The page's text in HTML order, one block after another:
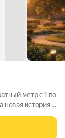
метр с 1 по
история 1.
квартир,